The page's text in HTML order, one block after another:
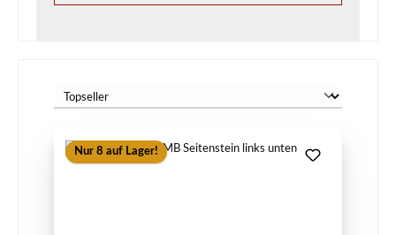
Nur 8 auf Lager!